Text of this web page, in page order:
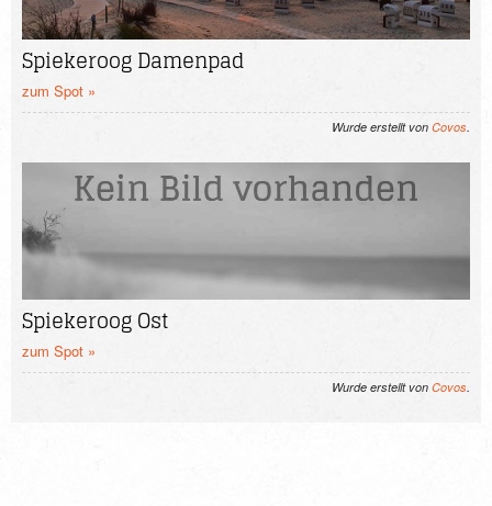
Spiekeroog Damenpad
zum Spot »
Wurde erstellt von Covos
Spiekeroog Ost
zum Spot »
Wurde erstellt von Covos